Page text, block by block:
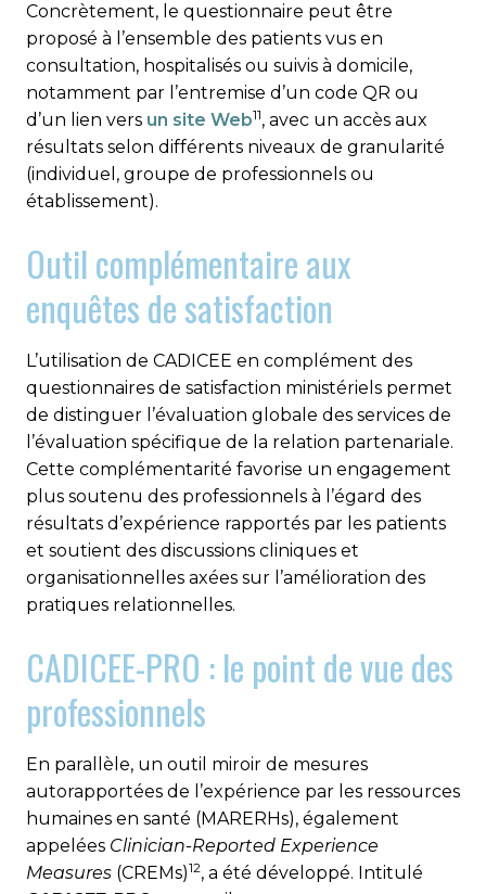
Concrètement, le questionnaire peut être
proposé à l’ensemble des patients vus en
consultation, hospitalisés ou suivis à domicile,
notamment par l’entremise d’un code QR ou
d’un lien vers un site Web11, avec un accès aux
résultats selon différents niveaux de granularité
(individuel, groupe de professionnels ou
établissement).
Outil complémentaire aux
enquêtes de satisfaction
L’utilisation de CADICEE en complément des
questionnaires de satisfaction ministériels permet
de distinguer l’évaluation globale des services de
l’évaluation spécifique de la relation partenariale.
Cette complémentarité favorise un engagement
plus soutenu des professionnels à l’égard des
résultats d’expérience rapportés par les patients
et soutient des discussions cliniques et
organisationnelles axées sur l’amélioration des
pratiques relationnelles.
CADICEE-PRO : le point de vue des
professionnels
En parallèle, un outil miroir de mesures
autorapportées de l’expérience par les ressources
humaines en santé (MARERHs), également
appelées Clinician-Reported Experience
Measures (CREMs)12, a été développé. Intitulé